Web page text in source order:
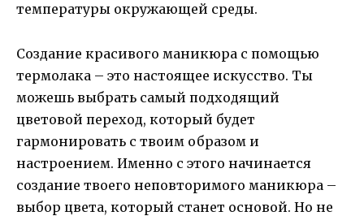
температуры окружающей среды.
Создание красивого маникюра с помощью
термолака – это настоящее искусство. Ты
можешь выбрать самый подходящий
цветовой переход, который будет
гармонировать с твоим образом и
настроением. Именно с этого начинается
создание твоего неповторимого маникюра –
выбор цвета, который станет основой. Но не